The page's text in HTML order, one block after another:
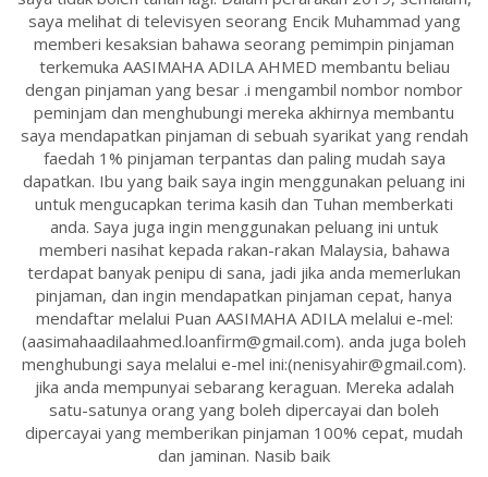
saya melihat di televisyen seorang Encik Muhammad yang
memberi kesaksian bahawa seorang pemimpin pinjaman
terkemuka AASIMAHA ADILA AHMED membantu beliau
dengan pinjaman yang besar .i mengambil nombor nombor
peminjam dan menghubungi mereka akhirnya membantu
saya mendapatkan pinjaman di sebuah syarikat yang rendah
faedah 1% pinjaman terpantas dan paling mudah saya
dapatkan. Ibu yang baik saya ingin menggunakan peluang ini
untuk mengucapkan terima kasih dan Tuhan memberkati
anda. Saya juga ingin menggunakan peluang ini untuk
memberi nasihat kepada rakan-rakan Malaysia, bahawa
terdapat banyak penipu di sana, jadi jika anda memerlukan
pinjaman, dan ingin mendapatkan pinjaman cepat, hanya
mendaftar melalui Puan AASIMAHA ADILA melalui e-mel:
(aasimahaadilaahmed.loanfirm@gmail.com). anda juga boleh
menghubungi saya melalui e-mel ini:(nenisyahir@gmail.com).
jika anda mempunyai sebarang keraguan. Mereka adalah
satu-satunya orang yang boleh dipercayai dan boleh
dipercayai yang memberikan pinjaman 100% cepat, mudah
dan jaminan. Nasib baik